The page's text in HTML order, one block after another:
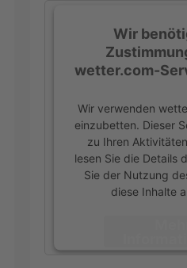
Wir
wetter.com-
Wir verwenden
einzubetten. Dieser
zu Ihren
lesen Sie die Details
Sie der Nutzung
diese Inhalte